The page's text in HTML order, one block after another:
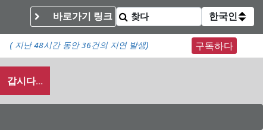
바로가기 링크 한국인
( 지난 48시간 동안36건의 지연 발생) 구독하다
갑시다...